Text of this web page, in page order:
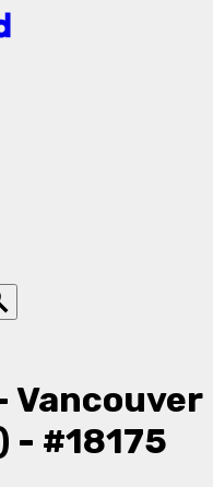
Vancouver
- #18175